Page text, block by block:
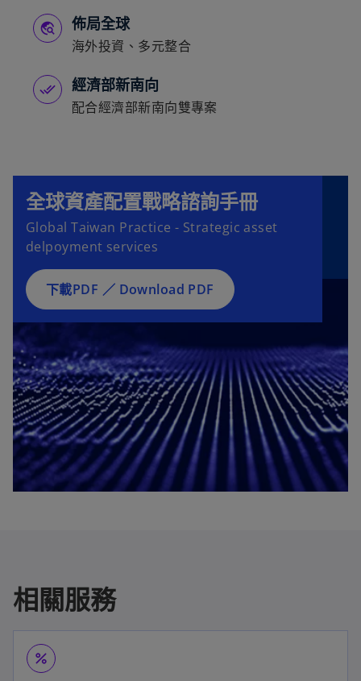
佈局全球
海外投資、多元整合
經濟部新南向
配合經濟部新南向雙專案
全球資產配置戰略諮詢手冊
Global Taiwan Practice - Strategic asset
delpoyment services
下載PDF ／ Download PDF
在
新
中
開
相關服務
percent